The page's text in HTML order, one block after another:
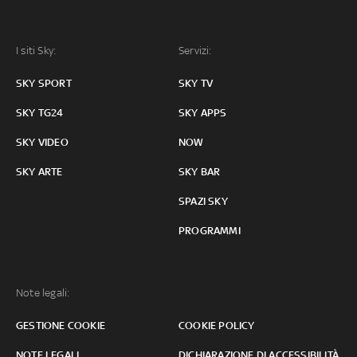
I siti Sky:
SKY SPORT
SKY TG24
SKY VIDEO
SKY ARTE
Servizi:
SKY TV
SKY APPS
NOW
SKY BAR
SPAZI SKY
PROGRAMMI
Note legali:
GESTIONE COOKIE COOKIE POLICY